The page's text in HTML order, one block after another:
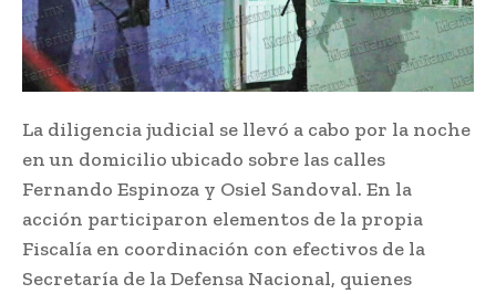
La diligencia judicial se llevó a cabo por la noche
en un domicilio ubicado sobre las calles
Fernando Espinoza y Osiel Sandoval. En la
acción participaron elementos de la propia
Fiscalía en coordinación con efectivos de la
Secretaría de la Defensa Nacional, quienes